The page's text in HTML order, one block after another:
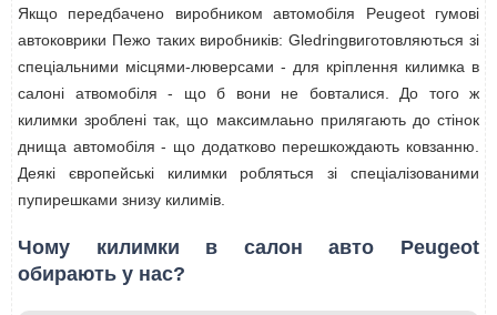
Якщо передбачено виробником автомобіля Peugeot гумові
автоковрики Пежо таких виробників: Gledringвиготовляються зі
спеціальними місцями-люверсами - для кріплення килимка в
салоні атвомобіля - що б вони не бовталися. До того ж
килимки зроблені так, що максимлаьно прилягають до стінок
днища автомобіля - що додатково перешкождають ковзанню.
Деякі європейські килимки робляться зі спеціалізованими
пупирешками знизу килимів.
Чому килимки в салон авто Peugeot
обирають у нас?